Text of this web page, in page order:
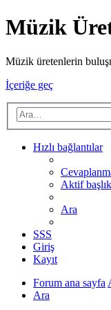
Müzik
Müzik üretenlerin
İçeriğe geç
Hızlı bağlantılar
Aktif
Ara
SSS
Giriş
Kayıt
Forum ana sayfa
Ara